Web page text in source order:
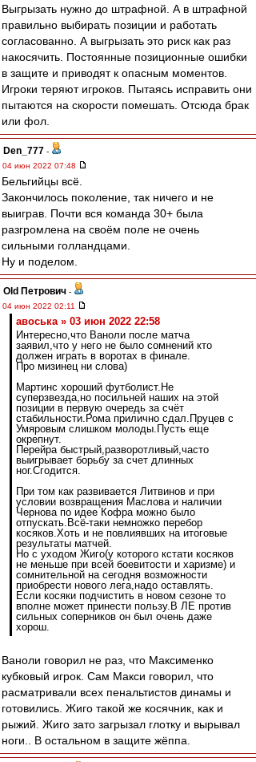
Выгрызать нужно до штрафной. А в штрафной
правильно выбирать позиции и работать
согласованно. А выгрызать это риск как раз
накосячить. Постоянные позиционные ошибки
в защите и приводят к опасным моментов.
Игроки теряют игроков. Пытаясь исправить они
пытаются на скорости помешать. Отсюда брак
или фол.
Den_777 -
04 июн 2022 07:48
Бельгийцы всё.
Закончилось поколение, так ничего и не
выиграв. Почти вся команда 30+ была
разгромлена на своём поле не очень
сильными голландцами.
Ну и поделом.
Old Петрович -
04 июн 2022 02:11
авоська » 03 июн 2022 22:58
Интересно,что Ваноли после матча
заявил,что у него не было сомнений кто
должен играть в воротах в финале.
Про мизинец ни слова)
Мартинс хороший футболист.Не
суперзвезда,но посильней наших на этой
позиции в первую очередь за счёт
стабильности.Рома прилично сдал.Пруцев с
Умяровым слишком молоды.Пусть еще
окрепнут.
Перейра быстрый,разворотливый,часто
выигрывает борьбу за счет длинных
ног.Сгодится.
При том как развивается Литвинов и при
условии возвращения Маслова и наличии
Чернова по идее Кофра можно было
отпускать.Всё-таки немножко перебор
косяков.Хоть и не повлиявших на итоговые
результаты матчей.
Но с уходом Жиго(у которого кстати косяков
не меньше при всей боевитости и харизме) и
сомнительной на сегодня возможности
приобрести нового лега,надо оставлять.
Если косяки подчистить в новом сезоне то
вполне может принести пользу.В ЛЕ против
сильных соперников он был очень даже
хорош.
Ваноли говорил не раз, что Максименко
кубковый игрок. Сам Макси говорил, что
расматривали всех пенальтистов динамы и
готовились. Жиго такой же косячник, как и
рыжий. Жиго зато загрызал глотку и вырывал
ноги.. В остальном в защите жёппа.